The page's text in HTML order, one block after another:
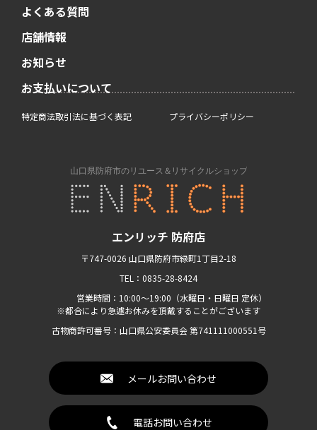
エンリッチ 防府店
〒747-0026 山口県防府市緑町1丁目2-18
TEL：0835-28-8424
営業時間：10:00〜19:00（水曜日・日曜日 定休）
※都合により急遽お休みを頂戴することがございます
古物商許可番号：山口県公安委員会 第741111000551号
メールお問い合わせ
電話お問い合わせ
よくある質問
店舗情報
お知らせ
お支払いについて
特定商法取引法に基づく表記 プライバシーポリシー